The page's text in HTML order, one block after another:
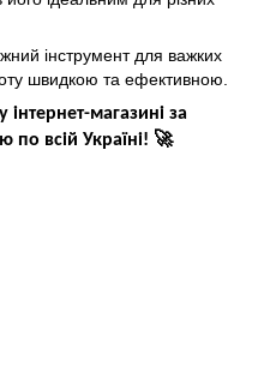
інструмент для важких
швидкою та ефективною.
магазині за
всій Україні! 🚀